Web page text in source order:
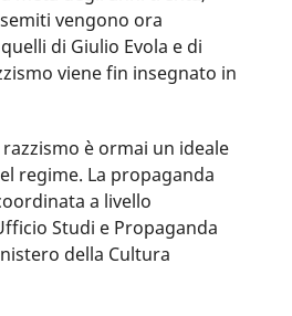
vengono ora
di Giulio Evola e di
viene fin insegnato in
è ormai un ideale
regime. La propaganda
a livello
Studi e Propaganda
della Cultura